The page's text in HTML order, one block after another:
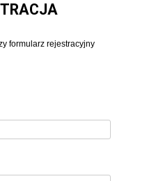
formularz rejestracyjny